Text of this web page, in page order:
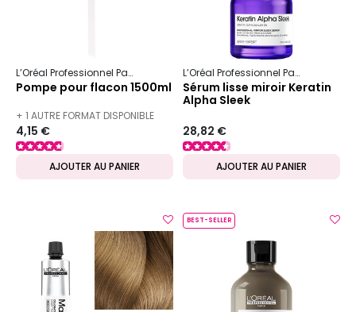
L’Oréal Professionnel Paris
Pompe pour flacon 1500ml
+ 1 AUTRE FORMAT DISPONIBLE
4,15 €
AJOUTER AU PANIER
L’Oréal Professionnel Paris
Sérum lisse miroir Keratin
Alpha Sleek
28,82 €
AJOUTER AU PANIER
BEST-SELLER